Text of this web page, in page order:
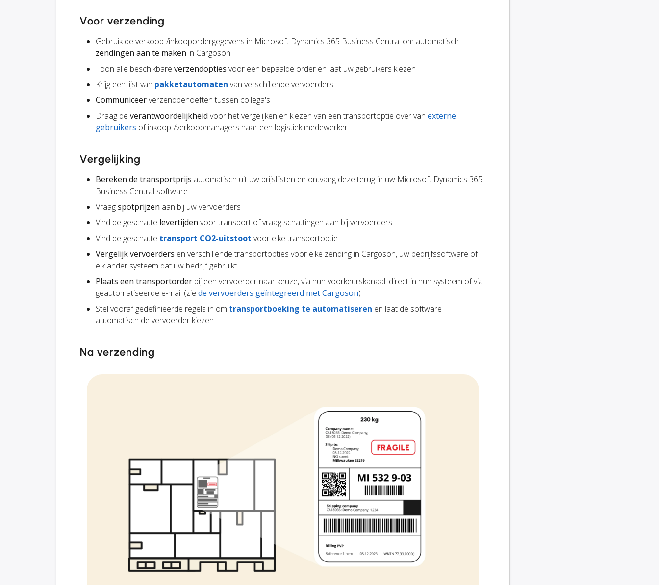
Voor verzending
Gebruik de verkoop-/inkoopordergegevens in Microsoft Dynamics 365 Business Central om automatisch
zendingen aan te maken in Cargoson
Toon alle beschikbare verzendopties voor een bepaalde order en laat uw gebruikers kiezen
Krijg een lijst van pakketautomaten van verschillende vervoerders
Communiceerverzendbehoeften tussen collega's
Draag de verantwoordelijkheid voor het vergelijken en kiezen van een transportoptie over van externe
gebruikers of inkoop-/verkoopmanagers naar een logistiek medewerker
Vergelijking
Bereken de transportprijs automatisch uit uw prijslijsten en ontvang deze terug in uw Microsoft Dynamics 365
Business Central software
Vraagspotprijzen aan bij uw vervoerders
Vind de geschatte levertijden voor transport of vraag schattingen aan bij vervoerders
Vind de geschatte transport CO2-uitstoot voor elke transportoptie
Vergelijk vervoerders en verschillende transportopties voor elke zending in Cargoson, uw bedrijfssoftware of
elk ander systeem dat uw bedrijf gebruikt
Plaats een transportorder bij een vervoerder naar keuze, via hun voorkeurskanaal: direct in hun systeem of via
geautomatiseerde e-mail (zie de vervoerders geïntegreerd met Cargoson)
Stel vooraf gedefinieerde regels in om transportboeking te automatiseren en laat de software
automatisch de vervoerder kiezen
Na verzending